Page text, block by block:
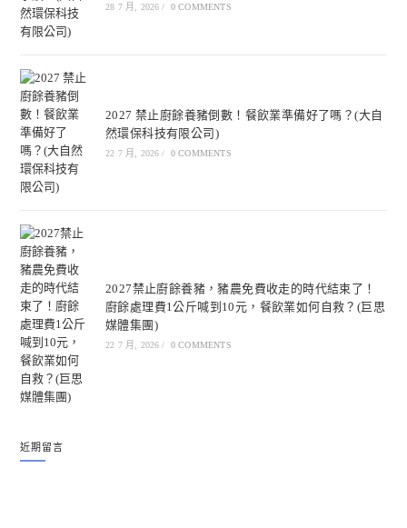
28 7 月, 2026 / 0 COMMENTS
2027 禁止廚餘養豬倒數！餐飲業準備好了嗎？(大自
然環保科技有限公司)
22 7 月, 2026 / 0 COMMENTS
2027禁止廚餘養豬，豬農免費收走的時代結束了！
廚餘處理費1公斤喊到10元，餐飲業如何自救？(巨思
媒體集團)
22 7 月, 2026 / 0 COMMENTS
近期留言